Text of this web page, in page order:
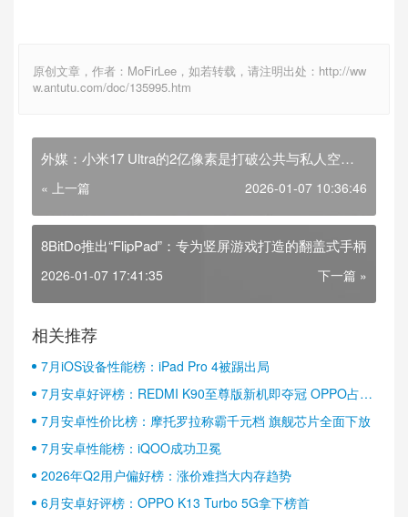
原创文章，作者：MoFirLee，如若转载，请注明出处：http://ww
w.antutu.com/doc/135995.htm
外媒：小米17 Ultra的2亿像素是打破公共与私人空间
« 上一篇 2026-01-07 10:36:46
8BitDo推出“FlipPad”：专为竖屏游戏打造的翻盖式手柄
2026-01-07 17:41:35 下一篇 »
相关推荐
7月iOS设备性能榜：iPad Pro 4被踢出局
7月安卓好评榜：REDMI K90至尊版新机即夺冠 OPPO占据
半壁江山
7月安卓性价比榜：摩托罗拉称霸千元档 旗舰芯片全面下放
7月安卓性能榜：iQOO成功卫冕
2026年Q2用户偏好榜：涨价难挡大内存趋势
6月安卓好评榜：OPPO K13 Turbo 5G拿下榜首